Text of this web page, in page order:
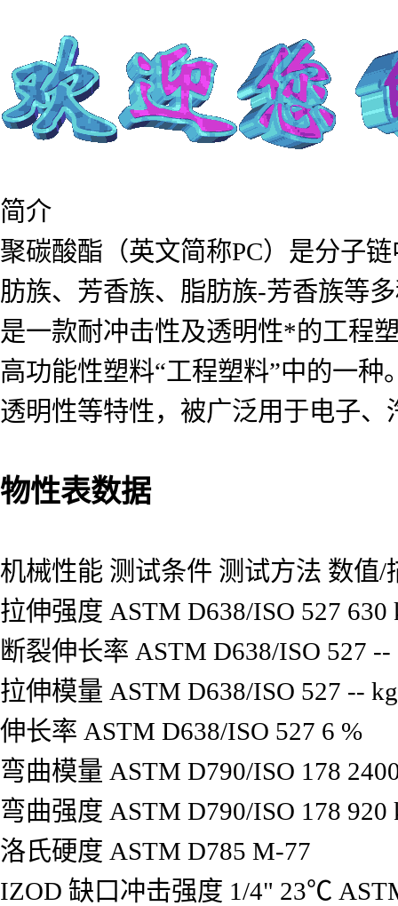
简介
聚碳酸酯（英文简称PC）是分子
肪族、芳香族、脂肪族-芳香族等
是一款耐冲击性及透明性*的工程
高功能性塑料“工程塑料”中的一种
透明性等特性，被广泛用于电子
物性表数据
机械性能 测试条件 测试方法 数值/
拉伸强度 ASTM D638/ISO 527 630
断裂伸长率 ASTM D638/ISO 527 --
拉伸模量 ASTM D638/ISO 527 --
伸长率 ASTM D638/ISO 527 6 %
弯曲模量 ASTM D790/ISO 178
弯曲强度 ASTM D790/ISO 178 920
洛氏硬度 ASTM D785 M-77
IZOD 缺口冲击强度 1/4" 23℃